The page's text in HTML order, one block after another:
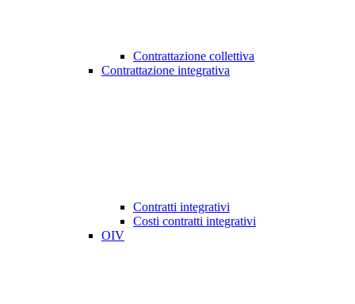
Contrattazione collettiva
Contrattazione integrativa
Contratti integrativi
Costi contratti integrativi
OIV